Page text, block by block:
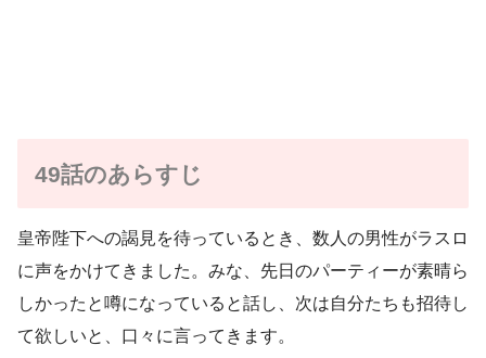
49話のあらすじ
皇帝陛下への謁見を待っているとき、数人の男性がラスロ
に声をかけてきました。みな、先日のパーティーが素晴ら
しかったと噂になっていると話し、次は自分たちも招待し
て欲しいと、口々に言ってきます。